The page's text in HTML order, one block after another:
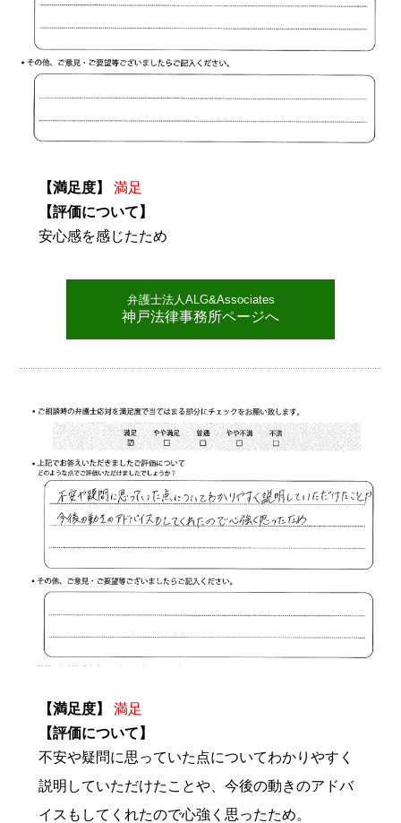
【満足度】
満足
【評価について】
安心感を感じたため
弁護士法人ALG&Associates
神戸法律事務所ページへ
【満足度】
満足
【評価について】
不安や疑問に思っていた点についてわかりやすく
説明していただけたことや、今後の動きのアドバ
イスもしてくれたので心強く思ったため。